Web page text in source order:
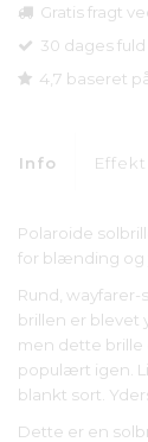
Gratis fragt
30 dages
4,7 baseret
Info Effekt
Polaroide
for blænding og
Rund,
brillen er blevet
men dette brille
populært igen.
blankt sort.
Dette er en